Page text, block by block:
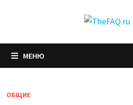
МЕНЮ
ОБЩИЕ